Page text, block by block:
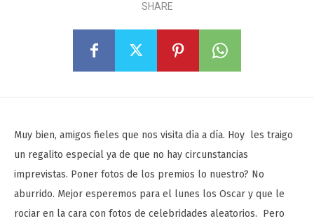
SHARE
Muy bien, amigos fieles que nos visita día a día. Hoy les traigo
un regalito especial ya de que no hay circunstancias
imprevistas. Poner fotos de los premios lo nuestro? No
aburrido. Mejor esperemos para el lunes los Oscar y que le
rociar en la cara con fotos de celebridades aleatorios. Pero